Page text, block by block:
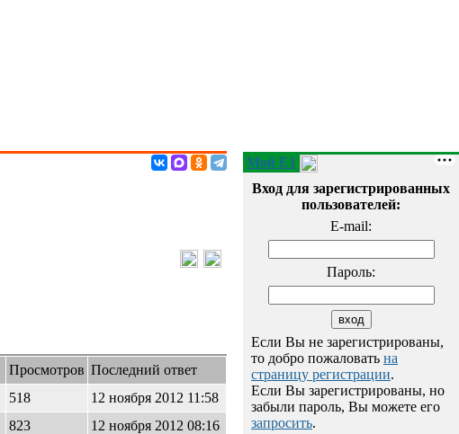
Просмотров Последний ответ
518
12 ноября 2012 11:58
823
12 ноября 2012 08:16
Мой E1
Вход для зарегистрированных
пользователей:
E-mail:
Пароль:
Если Вы не зарегистрированы,
то добро пожаловать на
страницу регистрации.
Если Вы зарегистрированы, но
забыли пароль, Вы можете его
запросить.